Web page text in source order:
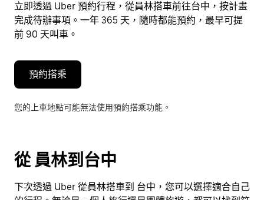
使
用
行
並
擇
按
離
開
按
立即透過 Uber 預約行程，從員林搭車前往台中，按計畫
完成待辦事項。一年 365 天，隨時都能預約，最早可提
前 90 天叫車。
預約搭乘
您的上車地點可能無法使用預約搭乘功能。
從 員林到台中
下次透過 Uber 從員林搭車到 台中，您可以選擇適合自己